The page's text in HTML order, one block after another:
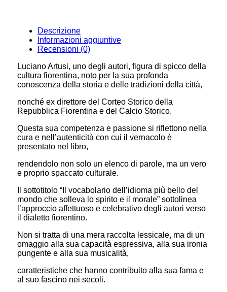
Descrizione
Informazioni aggiuntive
Recensioni (0)
Luciano Artusi, uno degli autori, figura di spicco della
cultura fiorentina, noto per la sua profonda
conoscenza della storia e delle tradizioni della città,
nonché ex direttore del Corteo Storico della
Repubblica Fiorentina e del Calcio Storico.
Questa sua competenza e passione si riflettono nella
cura e nell’autenticità con cui il vernacolo è
presentato nel libro,
rendendolo non solo un elenco di parole, ma un vero
e proprio spaccato culturale.
Il sottotitolo “Il vocabolario dell’idioma più bello del
mondo che solleva lo spirito e il morale” sottolinea
l’approccio affettuoso e celebrativo degli autori verso
il dialetto fiorentino.
Non si tratta di una mera raccolta lessicale, ma di un
omaggio alla sua capacità espressiva, alla sua ironia
pungente e alla sua musicalità,
caratteristiche che hanno contribuito alla sua fama e
al suo fascino nei secoli.